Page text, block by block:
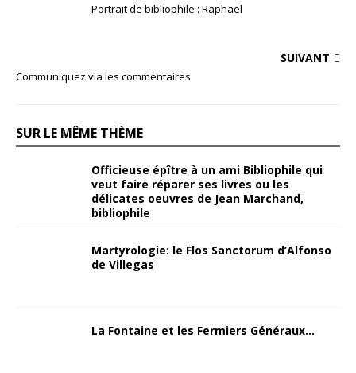
Portrait de bibliophile : Raphael
SUIVANT
Communiquez via les commentaires
SUR LE MÊME THÈME
Officieuse épître à un ami Bibliophile qui
veut faire réparer ses livres ou les
délicates oeuvres de Jean Marchand,
bibliophile
Martyrologie: le Flos Sanctorum d’Alfonso
de Villegas
La Fontaine et les Fermiers Généraux…